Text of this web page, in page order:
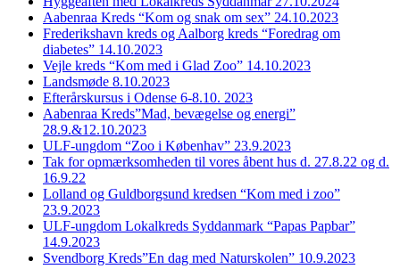
Aabenraa Kreds “Kom og snak om sex” 24.10.2023
Frederikshavn kreds og Aalborg kreds “Foredrag om
diabetes” 14.10.2023
Vejle kreds “Kom med i Glad Zoo” 14.10.2023
Landsmøde 8.10.2023
Efterårskursus i Odense 6-8.10. 2023
Aabenraa Kreds”Mad, bevægelse og energi”
28.9.&12.10.2023
ULF-ungdom “Zoo i Københav” 23.9.2023
Tak for opmærksomheden til vores åbent hus d. 27.8.22 og d.
16.9.22
Lolland og Guldborgsund kredsen “Kom med i zoo”
23.9.2023
ULF-ungdom Lokalkreds Syddanmark “Papas Papbar”
14.9.2023
Svendborg Kreds”En dag med Naturskolen” 10.9.2023